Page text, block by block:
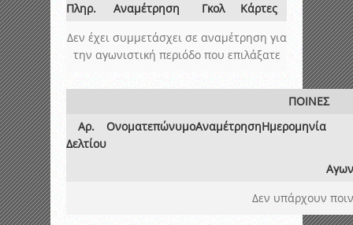
Πληρ.
Αναμέτρηση Γκολ
Κάρτες
Δεν έχει συμμετάσχει σε αναμέτρηση για
την αγωνιστική περιόδο που επιλάξατε
ΠΟΙΝΕΣ
Αρ.
Δελτίου
ΟνοματεπώνυμοΑναμέτρησηΗμερομηνία
Δεν υπάρχουν